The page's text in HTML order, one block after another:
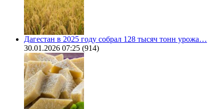
Дагестан в 2025 году собрал 128 тысяч тонн урожа…
30.01.2026 07:25 (914)